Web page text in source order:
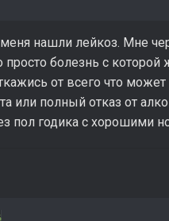
нашли лейкоз. Мне
просто болезнь с
от всего что
или полный отказ от
пол годика с хорошими